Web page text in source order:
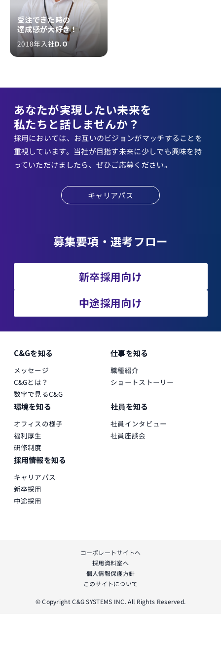
受注できた時の
達成感が大好き！
2018年入社D.O
あなたが実現したい未来を
私たちと話しませんか？
採用においては、お互いのビジョンがマッチすることを
重視しています。当社が目指す未来に少しでも興味を持
っていただけましたら、ぜひご応募ください。
キャリアパス
募集要項・選考フロー
新卒採用向け
中途採用向け
C&Gを知る
メッセージ
C&Gとは？
数字で見るC&G
仕事を知る
職種紹介
ショートストーリー
環境を知る
オフィスの様子
福利厚生
研修制度
社員を知る
社員インタビュー
社員座談会
採用情報を知る
キャリアパス
新卒採用
中途採用
コーポレートサイトへ
採用資料室へ
個人情報保護方針
このサイトについて
© Copyright C&G SYSTEMS INC. All Rights Reserved.